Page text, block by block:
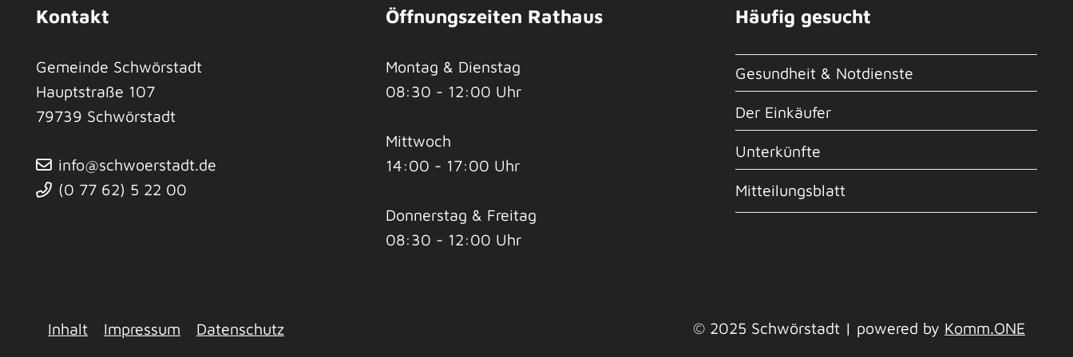
Kontakt
Gemeinde Schwörstadt
Hauptstraße 107
79739 Schwörstadt
info@schwoerstadt.de
(0 77 62) 5 22 00
Öffnungszeiten Rathaus
Montag & Dienstag
08:30 - 12:00 Uhr
Mittwoch
14:00 - 17:00 Uhr
Donnerstag & Freitag
08:30 - 12:00 Uhr
Häufig gesucht
Gesundheit & Notdienste
Der Einkäufer
Unterkünfte
Mitteilungsblatt
Inhalt Impressum Datenschutz © 2025 Schwörstadt | powered by Komm.ONE